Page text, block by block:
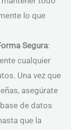
lo que
Segura:
cualquier
Una vez que
asegúrate
de datos
que la